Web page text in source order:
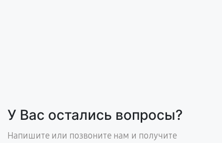
У Вас остались вопросы?
Напишите или позвоните нам и получите